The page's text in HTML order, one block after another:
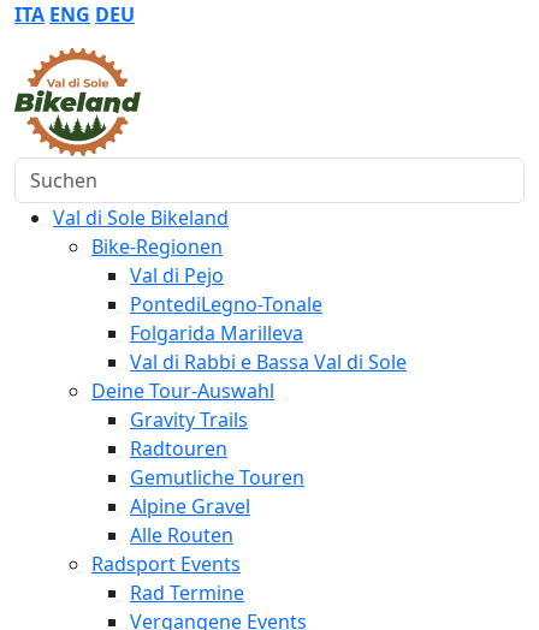
ITA ENG DEU
Suchen
Val di Sole Bikeland
Bike-Regionen
Val di Pejo
PontediLegno-Tonale
Folgarida Marilleva
Val di Rabbi e Bassa Val di Sole
Deine Tour-Auswahl
Gravity Trails
Radtouren
Gemutliche Touren
Alpine Gravel
Alle Routen
Radsport Events
Rad Termine
Vergangene Events